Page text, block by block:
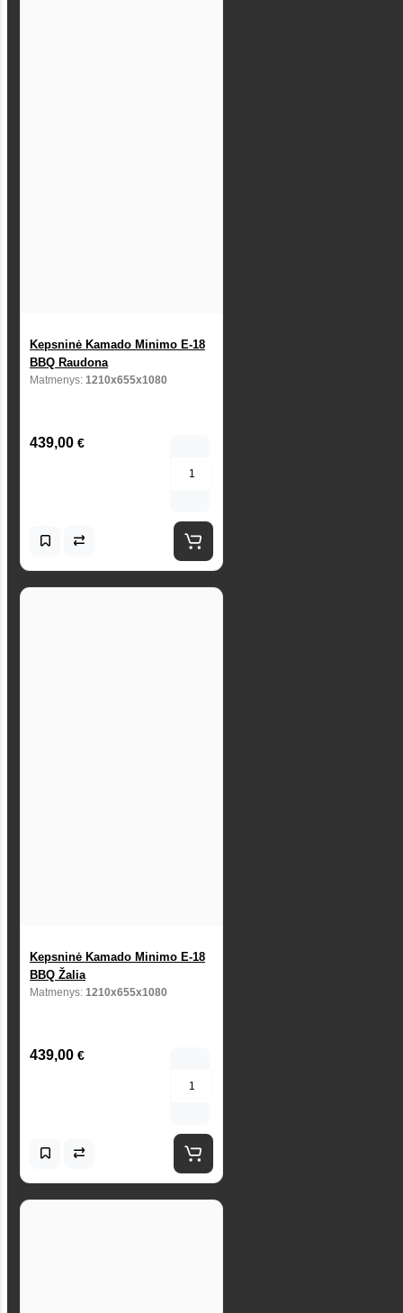
Kepsninė Kamado Minimo E-18
BBQ Raudona
Matmenys: 1210x655x1080
439,00 €
Kepsninė Kamado Minimo E-18
BBQ Žalia
Matmenys: 1210x655x1080
439,00 €